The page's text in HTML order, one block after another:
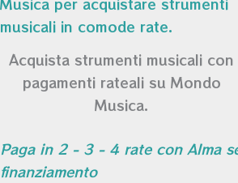
Acquista strumenti musicali con
pagamenti rateali su Mondo
Musica.
Paga in 2 - 3 - 4 rate con Alma
finanziamento